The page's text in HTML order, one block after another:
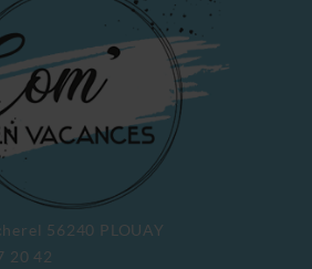
56240 PLOUAY
20 42